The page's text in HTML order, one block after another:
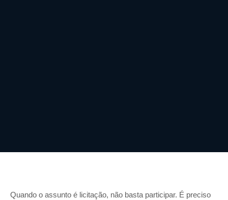
Quando o assunto é licitação, não basta participar. É preciso